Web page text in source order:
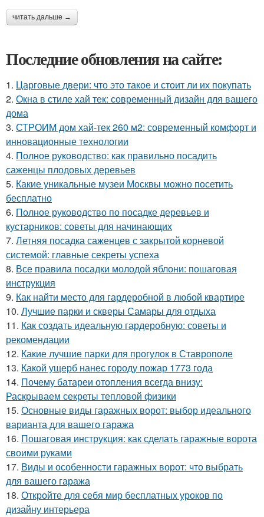
читать дальше →
Последние обновления на сайте:
1. Царговые двери: что это такое и стоит ли их покупать
2. Окна в стиле хай тек: современный дизайн для вашего
дома
3. СТРОИМ дом хай-тек 260 м2: современный комфорт и
инновационные технологии
4. Полное руководство: как правильно посадить
саженцы плодовых деревьев
5. Какие уникальные музеи Москвы можно посетить
бесплатно
6. Полное руководство по посадке деревьев и
кустарников: советы для начинающих
7. Летняя посадка саженцев с закрытой корневой
системой: главные секреты успеха
8. Все правила посадки молодой яблони: пошаговая
инструкция
9. Как найти место для гардеробной в любой квартире
10. Лучшие парки и скверы Самары для отдыха
11. Как создать идеальную гардеробную: советы и
рекомендации
12. Какие лучшие парки для прогулок в Ставрополе
13. Какой ущерб нанес городу пожар 1773 года
14. Почему батареи отопления всегда внизу:
Раскрываем секреты тепловой физики
15. Основные виды гаражных ворот: выбор идеального
варианта для вашего гаража
16. Пошаговая инструкция: как сделать гаражные ворота
своими руками
17. Виды и особенности гаражных ворот: что выбрать
для вашего гаража
18. Откройте для себя мир бесплатных уроков по
дизайну интерьера